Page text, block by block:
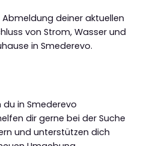
deiner aktuellen
von Strom, Wasser und
in Smederevo.
du in Smederevo
dir gerne bei der Suche
und unterstützen dich